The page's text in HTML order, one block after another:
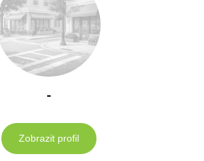
-
Zobrazit profil